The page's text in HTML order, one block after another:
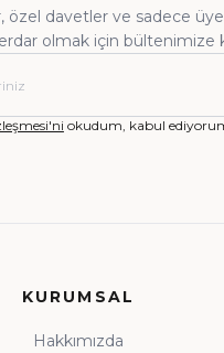
özel davetler ve sadece
olmak için bültenimize
okudum, kabul
KURUMSAL
Hakkımızda